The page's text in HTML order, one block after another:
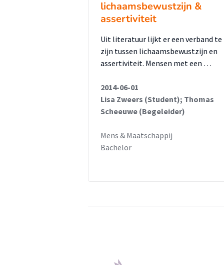
lichaamsbewustzijn &
assertiviteit
Uit literatuur lijkt er een verband te
zijn tussen lichaamsbewustzijn en
assertiviteit. Mensen met een …
2014-06-01
Lisa Zweers (Student); Thomas
Scheeuwe (Begeleider)
Mens & Maatschappij
Bachelor